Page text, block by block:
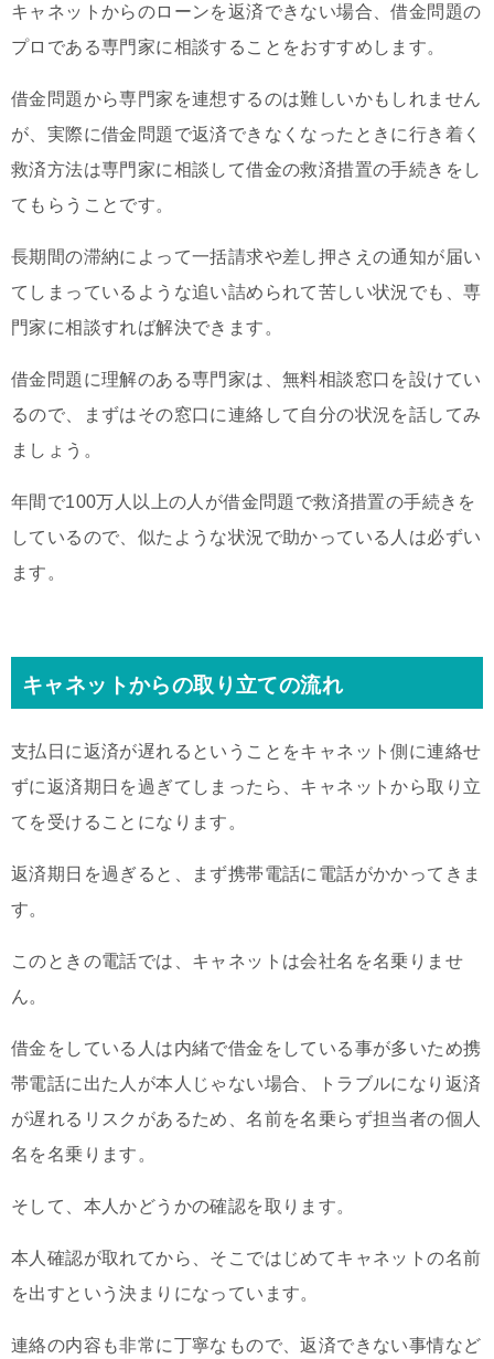
キャネットからのローンを返済できない場合、借金問題の
プロである専門家に相談することをおすすめします。
借金問題から専門家を連想するのは難しいかもしれません
が、実際に借金問題で返済できなくなったときに行き着く
救済方法は専門家に相談して借金の救済措置の手続きをし
てもらうことです。
長期間の滞納によって一括請求や差し押さえの通知が届い
てしまっているような追い詰められて苦しい状況でも、専
門家に相談すれば解決できます。
借金問題に理解のある専門家は、無料相談窓口を設けてい
るので、まずはその窓口に連絡して自分の状況を話してみ
ましょう。
年間で100万人以上の人が借金問題で救済措置の手続きを
しているので、似たような状況で助かっている人は必ずい
ます。
キャネットからの取り立ての流れ
支払日に返済が遅れるということをキャネット側に連絡せ
ずに返済期日を過ぎてしまったら、キャネットから取り立
てを受けることになります。
返済期日を過ぎると、まず携帯電話に電話がかかってきま
す。
このときの電話では、キャネットは会社名を名乗りませ
ん。
借金をしている人は内緒で借金をしている事が多いため携
帯電話に出た人が本人じゃない場合、トラブルになり返済
が遅れるリスクがあるため、名前を名乗らず担当者の個人
名を名乗ります。
そして、本人かどうかの確認を取ります。
本人確認が取れてから、そこではじめてキャネットの名前
を出すという決まりになっています。
連絡の内容も非常に丁寧なもので、返済できない事情など